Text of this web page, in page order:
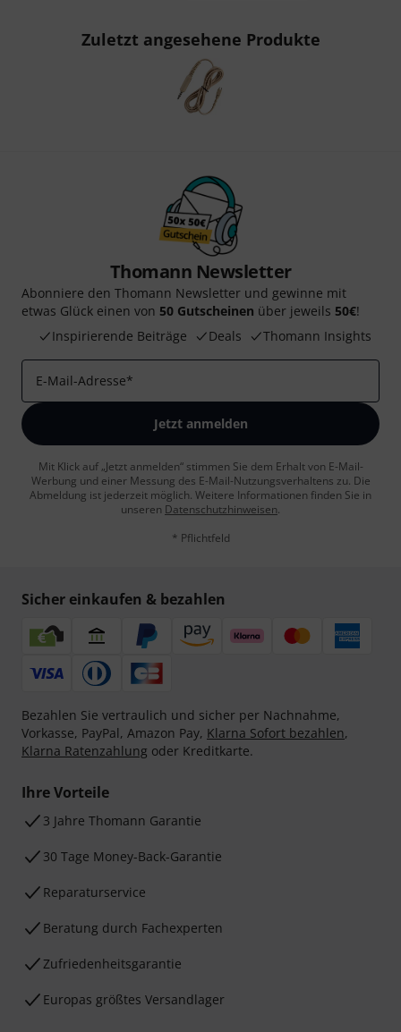
Zuletzt angesehene Produkte
Thomann Newsletter
Abonniere den Thomann Newsletter und gewinne mit
etwas Glück einen von 50 Gutscheinen über jeweils 50€!
Inspirierende Beiträge
Deals Thomann Insights
E-Mail-Adresse*
Jetzt anmelden
Mit Klick auf „Jetzt anmelden“ stimmen Sie dem Erhalt von E-Mail-
Werbung und einer Messung des E-Mail-Nutzungsverhaltens zu. Die
Abmeldung ist jederzeit möglich. Weitere Informationen finden Sie in
unseren Datenschutzhinweisen.
* Pflichtfeld
Sicher einkaufen & bezahlen
Bezahlen Sie vertraulich und sicher per Nachnahme,
Vorkasse, PayPal, Amazon Pay, Klarna Sofort bezahlen,
Klarna Ratenzahlung oder Kreditkarte.
Ihre Vorteile
3 Jahre Thomann Garantie
30 Tage Money-Back-Garantie
Reparaturservice
Beratung durch Fachexperten
Zufriedenheitsgarantie
Europas größtes Versandlager